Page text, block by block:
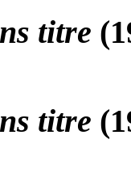
titre
titre